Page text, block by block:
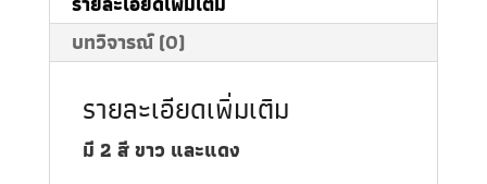
บทวิจารณ์ (0)
รายละเอียดเพิ่มเติม
มี 2 สี ขาว และแดง